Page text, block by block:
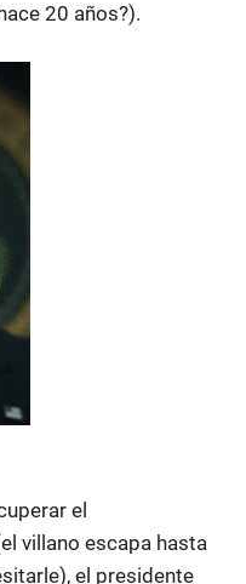
20 años?).
el
villano escapa hasta
el presidente